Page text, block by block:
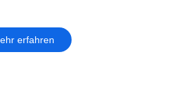
erfahren